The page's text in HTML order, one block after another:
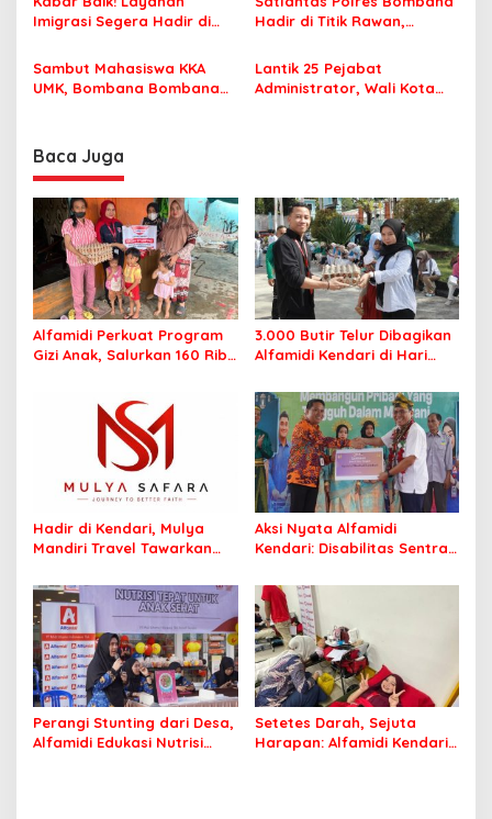
Nyaman Beribadah
Imigrasi Segera Hadir di
Perlu Lagi ke Kendari
Hadir di Titik Rawan,
Sekolah dengan Aman
Sambut Mahasiswa KKA
UMK, Bombana Bombana
Lantik 25 Pejabat
Administrator, Wali Kota
Baca Juga
Alfamidi Perkuat Program
Gizi Anak, Salurkan 160 Ribu
3.000 Butir Telur Dibagikan
Alfamidi Kendari di Hari
Komitmen Cegah Stunting
Hadir di Kendari, Mulya
Mandiri Travel Tawarkan
Ibadah yang Aman dan
Profesional
Aksi Nyata Alfamidi
Kendari: Disabilitas Sentra
Perangi Stunting dari Desa,
Alfamidi Edukasi Nutrisi
Setetes Darah, Sejuta
Harapan: Alfamidi Kendari